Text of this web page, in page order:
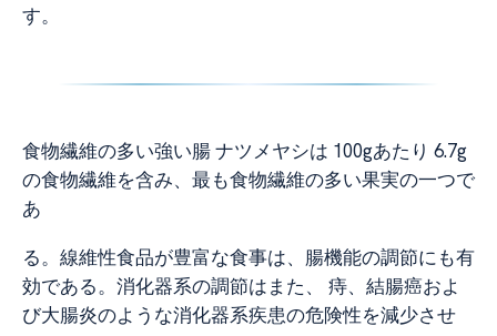
す。
食物繊維の多い強い腸 ナツメヤシは 100gあたり 6.7g
の食物繊維を含み、最も食物繊維の多い果実の一つで
あ
る。線維性食品が豊富な食事は、腸機能の調節にも有
効である。消化器系の調節はまた、 痔、結腸癌およ
び大腸炎のような消化器系疾患の危険性を減少させ